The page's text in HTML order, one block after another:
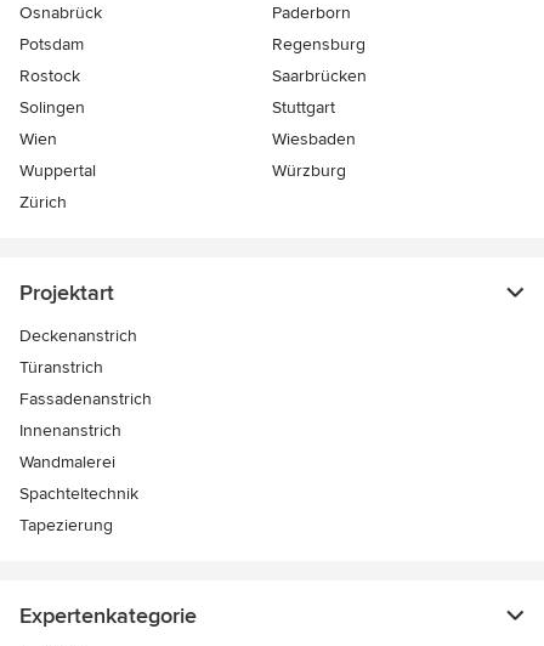
Osnabrück
Paderborn
Potsdam
Regensburg
Rostock
Saarbrücken
Solingen
Stuttgart
Wien
Wiesbaden
Wuppertal
Würzburg
Zürich
Projektart
Deckenanstrich
Türanstrich
Fassadenanstrich
Innenanstrich
Wandmalerei
Spachteltechnik
Tapezierung
Expertenkategorie